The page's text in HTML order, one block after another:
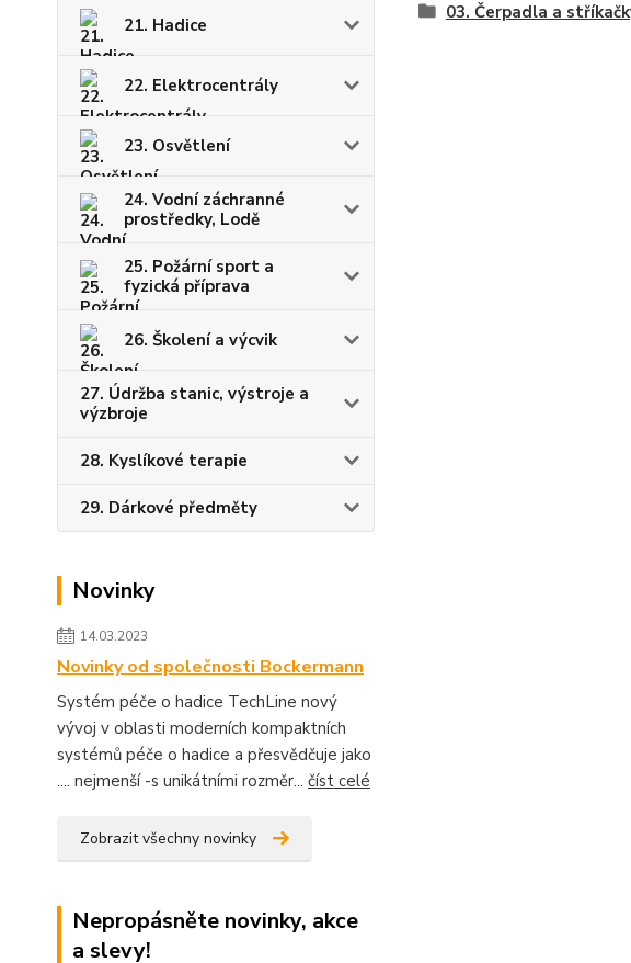
21. Hadice
22. Elektrocentrály
23. Osvětlení
24. Vodní záchranné
prostředky, Lodě
25. Požární sport a
fyzická příprava
26. Školení a výcvik
27. Údržba stanic, výstroje a
výzbroje
28. Kyslíkové terapie
29. Dárkové předměty
Novinky
14.03.2023
Novinky od společnosti Bockermann
Systém péče o hadice TechLine nový
vývoj v oblasti moderních kompaktních
systémů péče o hadice a přesvědčuje jako
.... nejmenší -s unikátními rozměr... číst celé
Zobrazit všechny novinky
Nepropásněte novinky, akce
a slevy!
03. Čerpadla a